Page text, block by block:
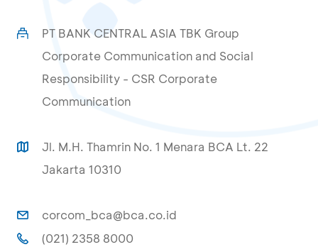
PT BANK CENTRAL ASIA TBK Group
Corporate Communication and Social
Responsibility - CSR Corporate
Communication
Jl. M.H. Thamrin No. 1 Menara BCA Lt. 22
Jakarta 10310
corcom_bca@bca.co.id
(021) 2358 8000